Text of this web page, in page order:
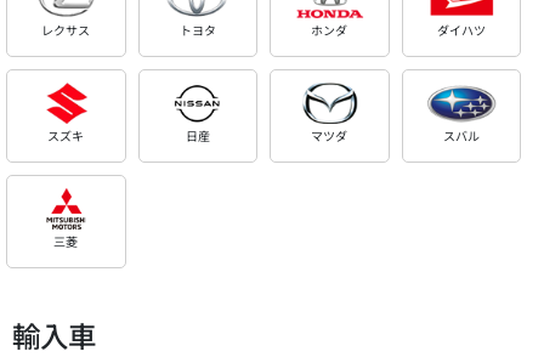
レクサス トヨタ ホンダ ダイハツ
スズキ 日産 マツダ スバル
三菱
輸入車